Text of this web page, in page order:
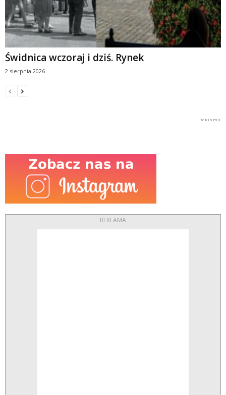
Świdnica wczoraj i dziś. Rynek
2 sierpnia 2026
REKLAMA